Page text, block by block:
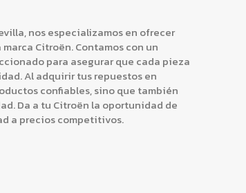
nos especializamos en ofrecer
Citroën. Contamos con un
para asegurar que cada pieza
Al adquirir tus repuestos en
confiables, sino que también
Da a tu Citroën la oportunidad de
a precios competitivos.